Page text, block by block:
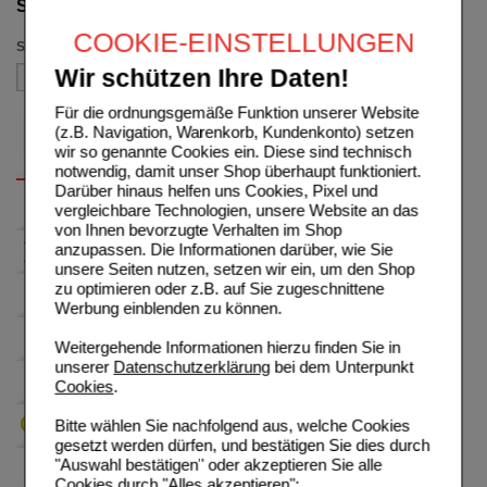
COOKIE-EINSTELLUNGEN
Wir schützen Ihre Daten!
Für die ordnungsgemäße Funktion unserer Website
(z.B. Navigation, Warenkorb, Kundenkonto) setzen
wir so genannte Cookies ein. Diese sind technisch
notwendig, damit unser Shop überhaupt funktioniert.
Darüber hinaus helfen uns Cookies, Pixel und
vergleichbare Technologien, unsere Website an das
von Ihnen bevorzugte Verhalten im Shop
anzupassen. Die Informationen darüber, wie Sie
unsere Seiten nutzen, setzen wir ein, um den Shop
zu optimieren oder z.B. auf Sie zugeschnittene
Werbung einblenden zu können.
Weitergehende Informationen hierzu finden Sie in
unserer Datenschutzerklärungbei dem Unterpunkt
Cookies.
Bitte wählen Sie nachfolgend aus, welche Cookies
gesetzt werden dürfen, und bestätigen Sie dies durch
"Auswahl bestätigen" oder akzeptieren Sie alle
Suche verfeinern
Sortieren nach